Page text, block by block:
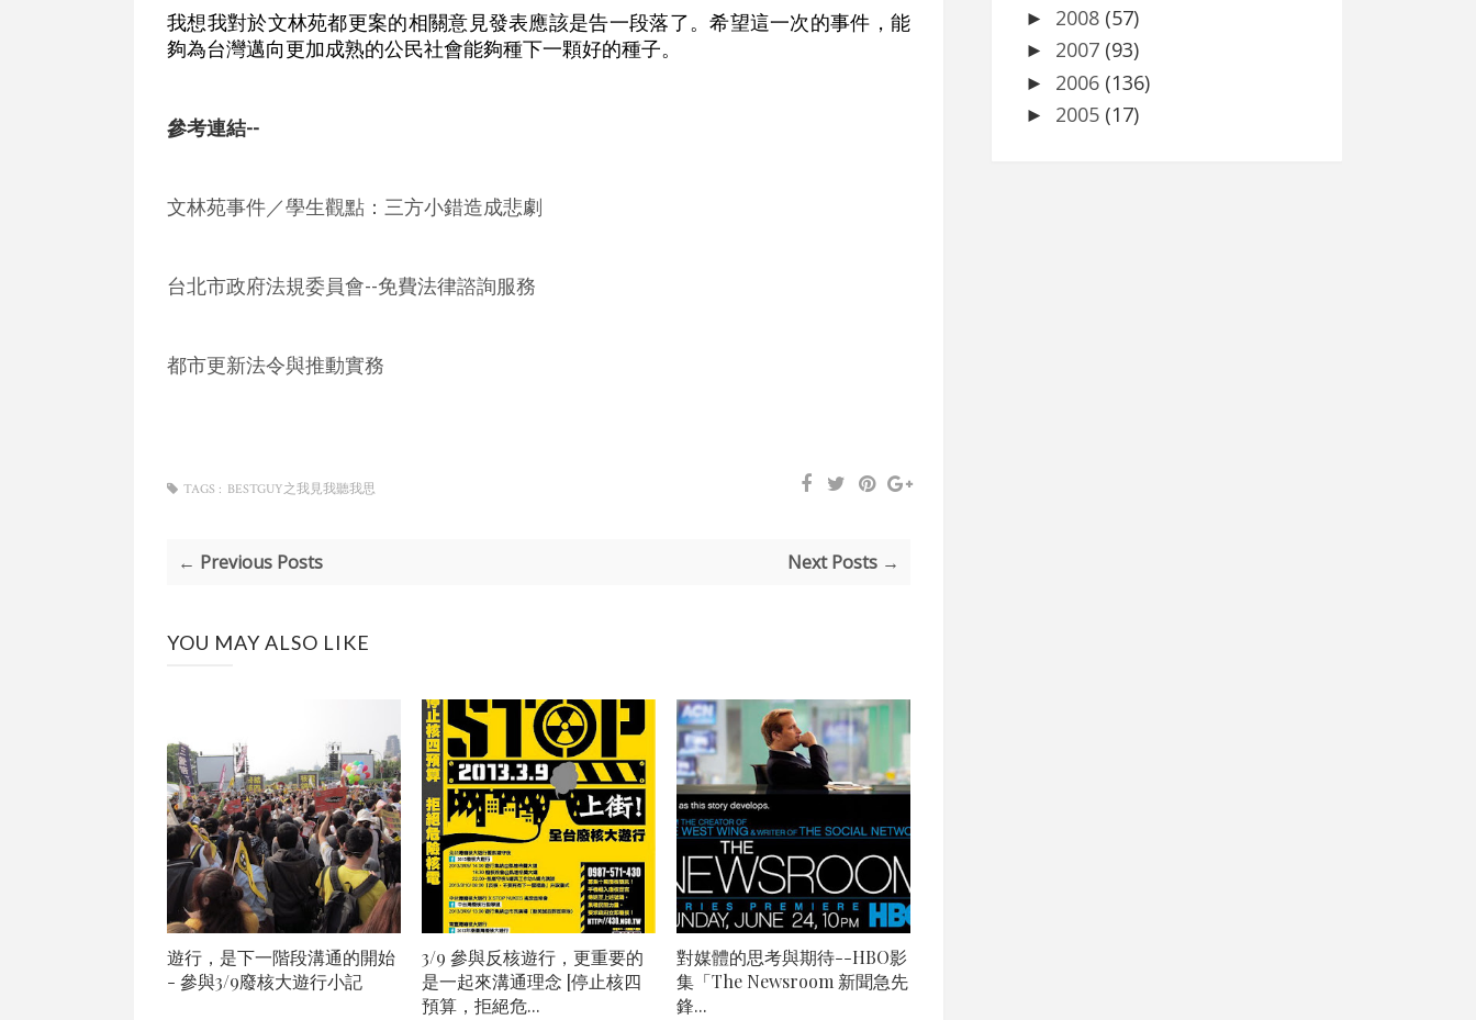
我想我對於文林苑都更案的相關意見發表應該是告一段落了。希望這一次的事件，能
夠為台灣邁向更加成熟的公民社會能夠種下一顆好的種子。
參考連結--
文林苑事件／學生觀點：三方小錯造成悲劇
台北市政府法規委員會--免費法律諮詢服務
都市更新法令與推動實務
TAGS : BESTGUY之我見我聽我思
← Previous Posts Next Posts →
YOU MAY ALSO LIKE
遊行，是下一階段溝通的開始
- 參與3/9廢核大遊行小記
3/9 參與反核遊行，更重要的
是一起來溝通理念 [停止核四
預算，拒絕危...
對媒體的思考與期待--HBO影
集「The Newsroom 新聞急先
鋒...
► 2008 (57)
► 2007 (93)
► 2006 (136)
► 2005 (17)